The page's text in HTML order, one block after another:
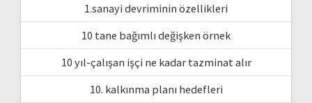
1.sanayi devriminin özellikleri
10 tane bağımlı değişken örnek
10 yıl-çalışan işçi ne kadar tazminat alır
10. kalkınma planı hedefleri